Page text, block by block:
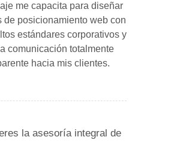
me capacita para diseñar
de posicionamiento web con
estándares corporativos y
comunicación totalmente
hacia mis clientes.
la asesoría integral de